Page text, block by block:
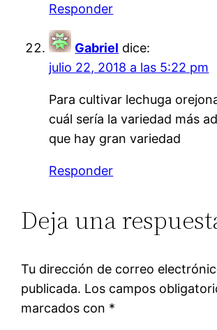
Responder
Gabriel dice:
julio 22, 2018 a las 5:22 pm
Para cultivar lechuga
cuál sería la variedad más
que hay gran variedad
Responder
Deja una
Tu dirección de correo
publicada. Los campos
marcados con *